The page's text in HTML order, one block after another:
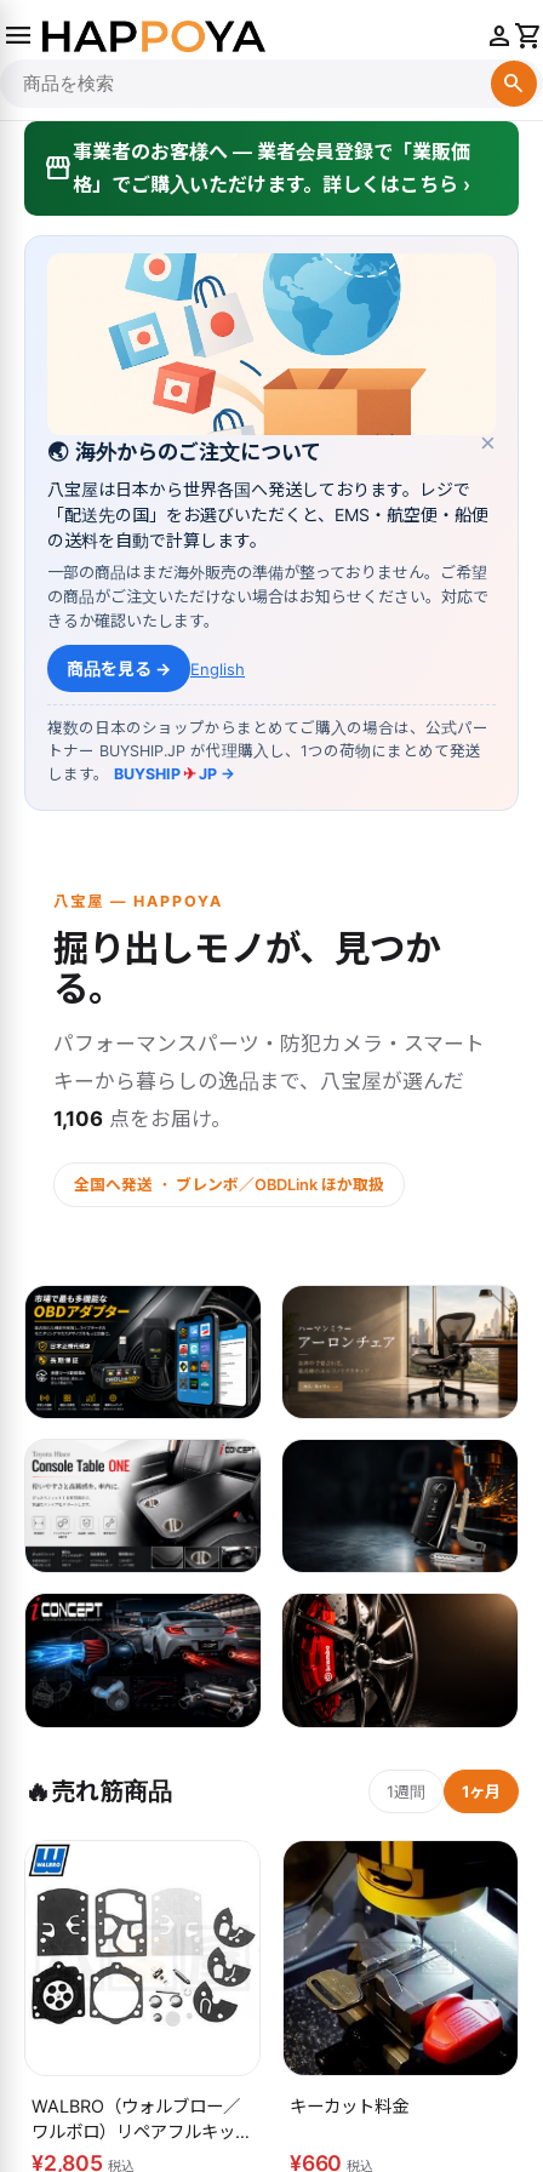
menu
search
personshopping_cart
storefront事業者のお客様へ — 業者会員登録で「業販価
格」でご購入いただけます。詳しくはこちら ›
×
🌏 海外からのご注文について
八宝屋は日本から世界各国へ発送しております。レジで
「配送先の国」をお選びいただくと、EMS・航空便・船便
の送料を自動で計算します。
一部の商品はまだ海外販売の準備が整っておりません。ご希望
の商品がご注文いただけない場合はお知らせください。対応で
きるか確認いたします。
商品を見る → English
複数の日本のショップからまとめてご購入の場合は、公式パー
トナー BUYSHIP.JP が代理購入し、1つの荷物にまとめて発送
します。 BUYSHIP✈JP →
八宝屋 — HAPPOYA
掘り出しモノが、見つか
る。
パフォーマンスパーツ・防犯カメラ・スマート
キーから暮らしの逸品まで、八宝屋が選んだ
1,106 点をお届け。
全国へ発送 ・ ブレンボ／OBDLink ほか取扱
🔥売れ筋商品 1週間 1ヶ月
WALBRO（ウォルブロー／
ワルボロ）リペアフルキット
K10-WB
¥2,805 税込
キーカット料金
¥660税込